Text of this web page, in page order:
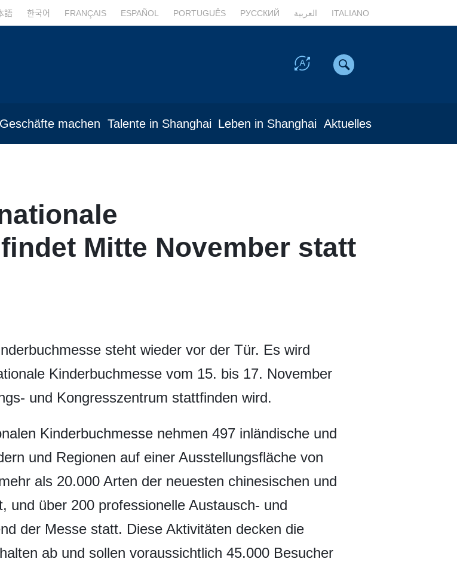
語 한국어 FRANÇAIS ESPAÑOL PORTUGUÊS РУССКИЙ العربية ITALIANO
Geschäfte machen Talente in Shanghai Leben in Shanghai Aktuelles
Mitte November statt
steht wieder vor der Tür. Es wird
Kinderbuchmesse vom 15. bis 17. November
und Kongresszentrum stattfinden wird.
Kinderbuchmesse nehmen 497 inländische und
und Regionen auf einer Ausstellungsfläche von
als 20.000 Arten der neuesten chinesischen und
und über 200 professionelle Austausch- und
der Messe statt. Diese Aktivitäten decken die
ab und sollen voraussichtlich 45.000 Besucher